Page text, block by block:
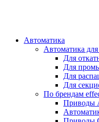
Автоматика
Автоматика
Для
Для
Для
Для
По брендам
Приводы